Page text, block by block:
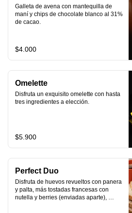
Galleta de avena con mantequilla de
maní y chips de chocolate blanco al 31%
de cacao.
$4.000
Omelette
Disfruta un exquisito omelette con hasta
tres ingredientes a elección.
$5.900
Perfect Duo
Disfruta de huevos revueltos con panera
y palta, más tostadas francesas con
nutella y berries (enviadas aparte),